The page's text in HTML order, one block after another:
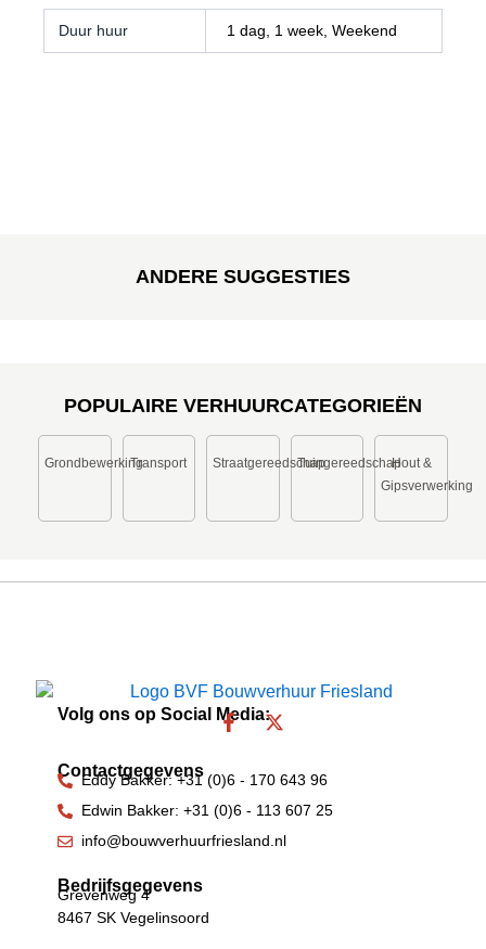
Duur huur 1 dag, 1 week, Weekend
ANDERE SUGGESTIES
POPULAIRE VERHUURCATEGORIEËN
GrondbewerkingTransport StraatgereedschapTuingereedschapHout &
Gipsverwerking
Volg ons op Social Media:
F
e
b
o
o
X
w
i
t
t
Contactgegevens
Eddy Bakker: +31 (0)6 - 170 643 96
Edwin Bakker: +31 (0)6 - 113 607 25
info@bouwverhuurfriesland.nl
Bedrijfsgegevens
Grevenweg 4
8467 SK Vegelinsoord